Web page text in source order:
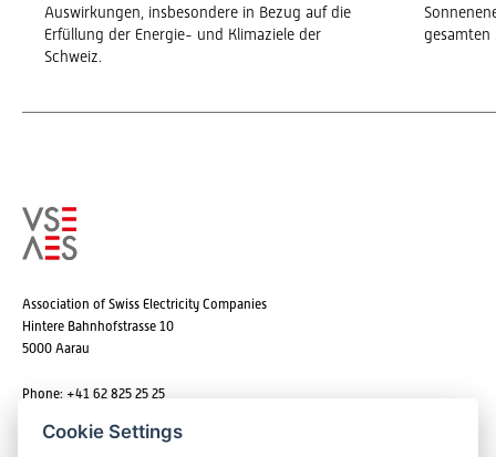
Auswirkungen, insbesondere in Bezug auf die
Erfüllung der Energie- und Klimaziele der
Schweiz.
gesamten
Association of Swiss Electricity Companies
Hintere Bahnhofstrasse 10
5000 Aarau
Phone: +41 62 825 25 25
Cookie Settings